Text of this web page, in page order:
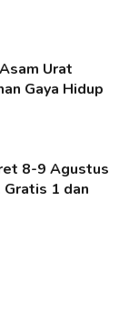
Urat
Gaya Hidup
8-9 Agustus
1 dan